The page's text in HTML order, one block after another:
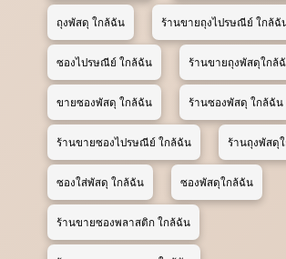
ถุงพัสดุ ใกล้ฉัน ร้านขายถุงไปรษณีย์ ใกล้ฉั
ซองไปรษณีย์ ใกล้ฉัน ร้านขายถุงพัสดุใกล้
ขายซองพัสดุ ใกล้ฉัน ร้านซองพัสดุ ใกล้ฉัน
ร้านขายซองไปรษณีย์ ใกล้ฉัน ร้านถุงพัสดุ
ซองใส่พัสดุ ใกล้ฉัน ซองพัสดุใกล้ฉัน
ร้านขายซองพลาสติก ใกล้ฉัน